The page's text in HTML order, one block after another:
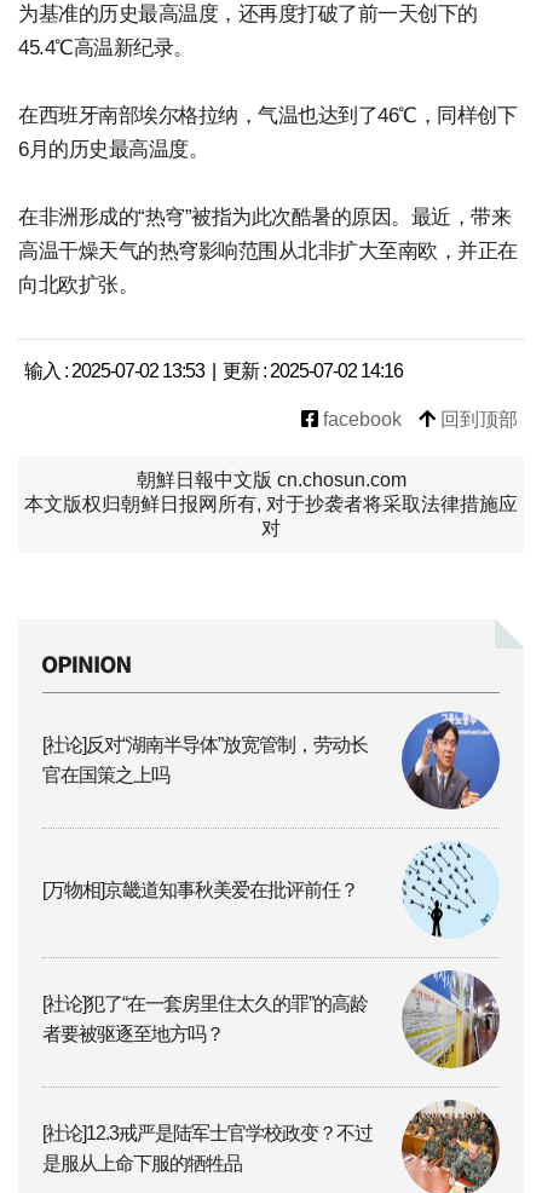
为基准的历史最高温度，还再度打破了前一天创下的
45.4℃高温新纪录。
在西班牙南部埃尔格拉纳，气温也达到了46℃，同样创下
6月的历史最高温度。
在非洲形成的“热穹”被指为此次酷暑的原因。最近，带来
高温干燥天气的热穹影响范围从北非扩大至南欧，并正在
向北欧扩张。
输入 : 2025-07-02 13:53 | 更新 : 2025-07-02 14:16
facebook 回到顶部
朝鮮日報中文版 cn.chosun.com
本文版权归朝鲜日报网所有, 对于抄袭者将采取法律措施应
对
[社论]反对“湖南半导体”放宽管制，劳动长
官在国策之上吗
[万物相]京畿道知事秋美爱在批评前任？
[社论]犯了“在一套房里住太久的罪”的高龄
者要被驱逐至地方吗？
[社论]12.3戒严是陆军士官学校政变？不过
是服从上命下服的牺牲品